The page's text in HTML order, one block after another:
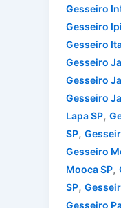
Gesseiro
Gesseiro
Gesseiro
Gesseiro
Gesseiro
Gesseiro
Lapa SP,
SP,
Gesseiro
Mooca SP,
SP,
Gesseiro